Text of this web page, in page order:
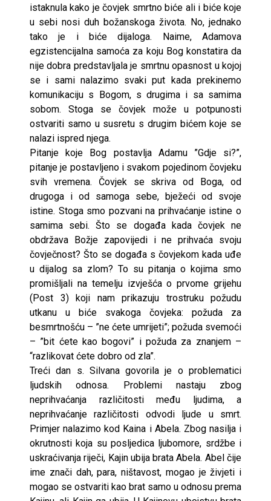
istaknula kako je čovjek smrtno biće ali i biće koje
u sebi nosi duh božanskoga života. No, jednako
tako je i biće dijaloga. Naime, Adamova
egzistencijalna samoća za koju Bog konstatira da
nije dobra predstavljala je smrtnu opasnost u kojoj
se i sami nalazimo svaki put kada prekinemo
komunikaciju s Bogom, s drugima i sa samima
sobom. Stoga se čovjek može u potpunosti
ostvariti samo u susretu s drugim bićem koje se
nalazi ispred njega.
Pitanje koje Bog postavlja Adamu ”Gdje si?”,
pitanje je postavljeno i svakom pojedinom čovjeku
svih vremena. Čovjek se skriva od Boga, od
drugoga i od samoga sebe, bježeći od svoje
istine. Stoga smo pozvani na prihvaćanje istine o
samima sebi. Što se događa kada čovjek ne
obdržava Božje zapovijedi i ne prihvaća svoju
čovječnost? Što se događa s čovjekom kada uđe
u dijalog sa zlom? To su pitanja o kojima smo
promišljali na temelju izvješća o prvome grijehu
(Post 3) koji nam prikazuju trostruku požudu
utkanu u biće svakoga čovjeka: požuda za
besmrtnošću – ”ne ćete umrijeti”; požuda svemoći
– ”bit ćete kao bogovi” i požuda za znanjem –
“razlikovat ćete dobro od zla”.
Treći dan s. Silvana govorila je o problematici
ljudskih odnosa. Problemi nastaju zbog
neprihvaćanja različitosti među ljudima, a
neprihvaćanje različitosti odvodi ljude u smrt.
Primjer nalazimo kod Kaina i Abela. Zbog nasilja i
okrutnosti koja su posljedica ljubomore, srdžbe i
uskraćivanja riječi, Kajin ubija brata Abela. Abel čije
ime znači dah, para, ništavost, mogao je živjeti i
mogao se ostvariti kao brat samo u odnosu prema